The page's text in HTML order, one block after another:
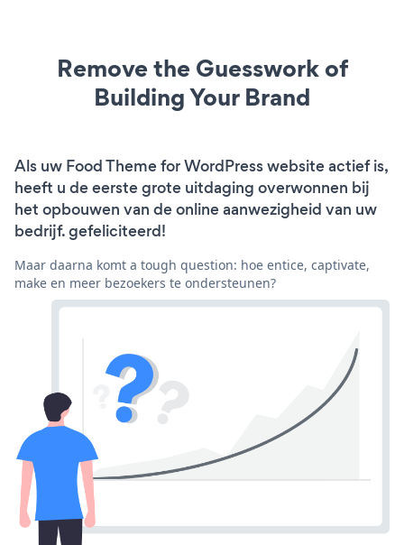
Remove the Guesswork of
Building Your Brand
Als uw Food Theme for WordPress website actief is,
heeft u de eerste grote uitdaging overwonnen bij
het opbouwen van de online aanwezigheid van uw
bedrijf. gefeliciteerd!
Maar daarna komt a tough question: hoe entice, captivate,
make en meer bezoekers te ondersteunen?